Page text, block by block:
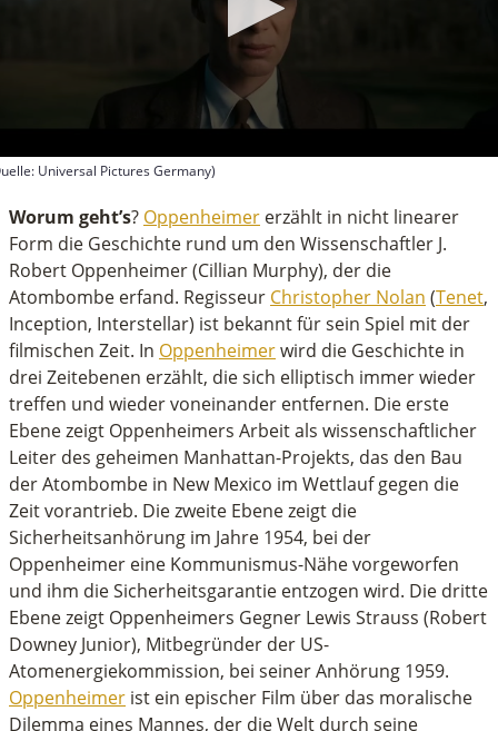
Universal Pictures Germany)
Worum geht’s? Oppenheimer erzählt in nicht linearer
Form die Geschichte rund um den Wissenschaftler J.
Robert Oppenheimer (Cillian Murphy), der die
Atombombe erfand. Regisseur Christopher Nolan (Tenet,
Inception, Interstellar) ist bekannt für sein Spiel mit der
filmischen Zeit. In Oppenheimerwird die Geschichte in
drei Zeitebenen erzählt, die sich elliptisch immer wieder
treffen und wieder voneinander entfernen. Die erste
Ebene zeigt Oppenheimers Arbeit als wissenschaftlicher
Leiter des geheimen Manhattan-Projekts, das den Bau
der Atombombe in New Mexico im Wettlauf gegen die
Zeit vorantrieb. Die zweite Ebene zeigt die
Sicherheitsanhörung im Jahre 1954, bei der
Oppenheimer eine Kommunismus-Nähe vorgeworfen
und ihm die Sicherheitsgarantie entzogen wird. Die dritte
Ebene zeigt Oppenheimers Gegner Lewis Strauss (Robert
Downey Junior), Mitbegründer der US-
Atomenergiekommission, bei seiner Anhörung 1959.
Oppenheimer ist ein epischer Film über das moralische
Dilemma eines Mannes, der die Welt durch seine